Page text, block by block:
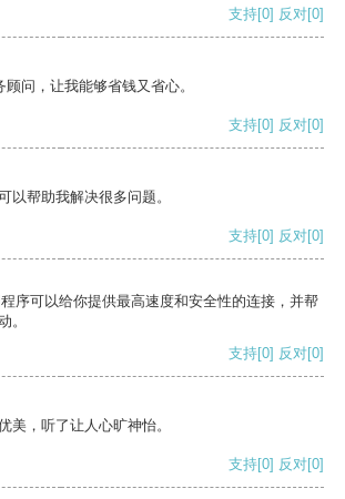
支持[0] 反对[0]
问，让我能够省钱又省心。
支持[0] 反对[0]
以帮助我解决很多问题。
支持[0] 反对[0]
序可以给你提供最高速度和安全性的连接，并帮
。
支持[0] 反对[0]
美，听了让人心旷神怡。
支持[0] 反对[0]